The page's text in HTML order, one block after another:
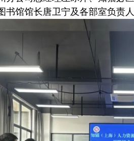
书馆馆长唐卫宁及各部室负责人